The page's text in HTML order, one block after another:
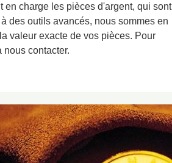
charge les pièces d'argent, qui sont
des outils avancés, nous sommes en
valeur exacte de vos pièces. Pour
nous contacter.